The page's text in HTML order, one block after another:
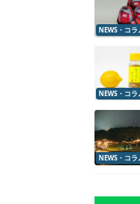
NEWS・コラ
NEWS・コラ
NEWS・コラ